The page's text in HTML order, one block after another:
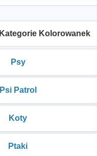
Kategorie Kolorowanek
Psy
kolorowanki do druku
Psi Patrolkolorowanki do druku
Koty
kolorowanki do druku
Ptaki
kolorowanki do druku